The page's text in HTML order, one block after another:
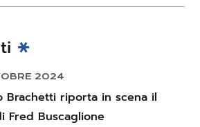
2024
Brachetti riporta in scena il
Fred Buscaglione